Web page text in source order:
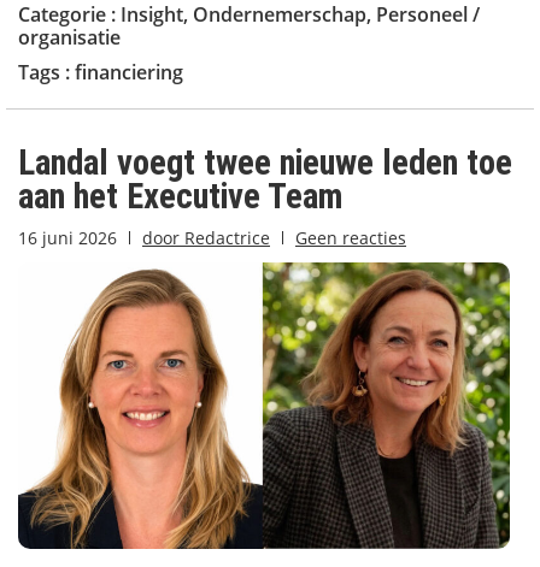
Categorie : Insight, Ondernemerschap, Personeel /
organisatie
Tags :financiering
Landal voegt twee nieuwe leden toe
aan het Executive Team
16 juni 2026 door Redactrice Geen reacties